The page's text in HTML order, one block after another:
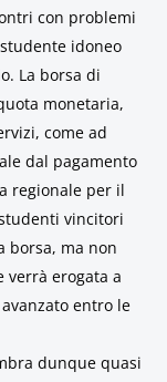
con problemi
idoneo
La borsa di
monetaria,
come ad
dal pagamento
regionale per il
vincitori
borsa, ma non
verrà erogata a
entro le
dunque quasi